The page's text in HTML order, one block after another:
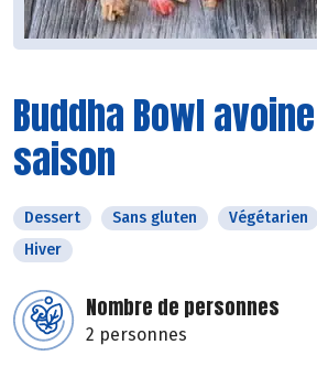
Buddha Bowl
saison
Dessert Sans gluten Végétarien
Hiver
Nombre de personnes
2 personnes